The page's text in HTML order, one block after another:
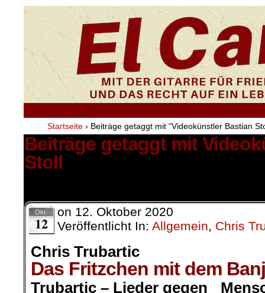
Startseite › Beiträge getaggt mit "Videokünstler Bastian
Beiträge getaggt mit
Stoll
Okt.
12
on 12. Oktober 2020
Veröffentlicht In: Allgemein, Chris
Chris Trubartic
Das Fritzchen mit dem
Trubartic – Lieder gegen